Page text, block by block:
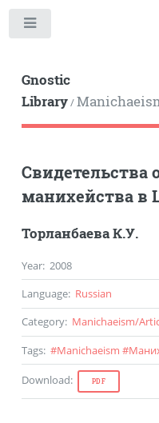
Gnostic
Library/
Свидетельства
манихейства в
Торланбаева К.У.
Year: 2008
Language: Russian
Category: Manichaeism/
Tags: #Manichaeism #
Download: PDF